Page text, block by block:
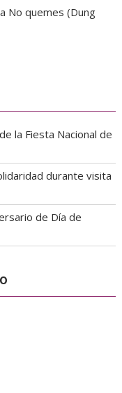
No quemes (Dung
la Fiesta Nacional de
durante visita
de Día de